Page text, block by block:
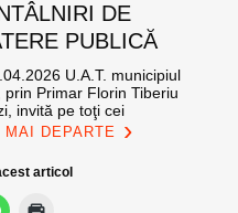
DE
PUBLICĂ
U.A.T. municipiul
prin Primar Florin Tiberiu
invită pe toţi cei
MAI DEPARTE
articol